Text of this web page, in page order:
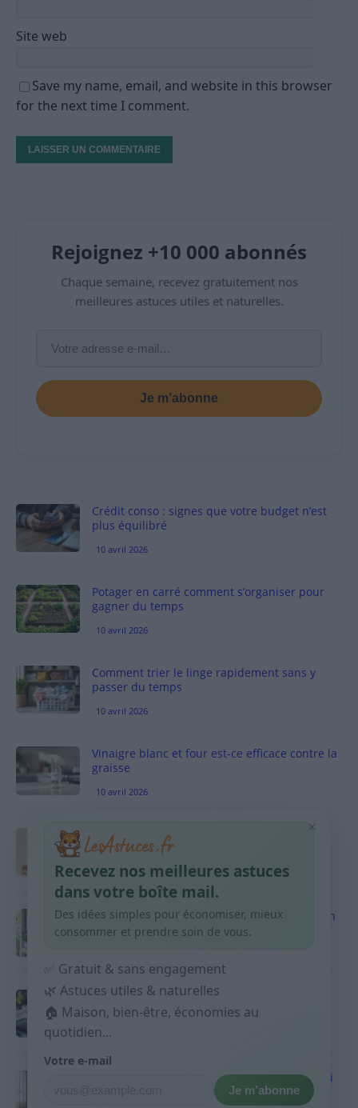
Site web
Save my name, email, and website in this browser
for the next time I comment.
Rejoignez +10 000 abonnés
Chaque semaine, recevez gratuitement nos
meilleures astuces utiles et naturelles.
Je m’abonne
Crédit conso : signes que votre budget n’est
plus équilibré
10 avril 2026
Potager en carré comment s’organiser pour
gagner du temps
10 avril 2026
Comment trier le linge rapidement sans y
passer du temps
10 avril 2026
Vinaigre blanc et four est-ce efficace contre la
graisse
10 avril 2026
Taches pigmentaires : routine simple +
habitudes qui aident
9 avril 2026
Produits ménagers : comment économiser en
courses sans acheter 10 sprays
Budget mensuel : méthode rapide pour
répartir son salaire dès le jour de paie
9 avril 2026
Sport 10 minutes par jour est-ce utile et quoi
×
Recevez nos meilleures astuces
dans votre boîte mail.
Des idées simples pour économiser, mieux
consommer et prendre soin de vous.
✅ Gratuit & sans engagement
🌿 Astuces utiles & naturelles
🏠 Maison, bien-être, économies au
quotidien...
Votre e-mail
Je m’abonne